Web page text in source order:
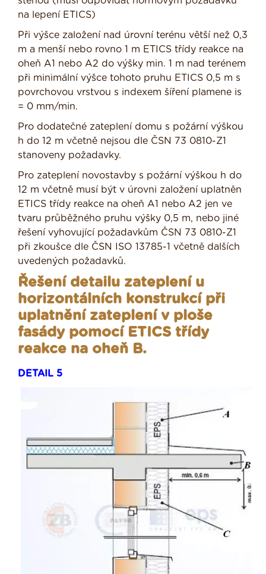
na lepení ETICS)
Při výšce založení nad úrovní terénu větší než 0,3
m a menší nebo rovno 1 m ETICS třídy reakce na
oheň A1 nebo A2 do výšky min. 1 m nad terénem
při minimální výšce tohoto pruhu ETICS 0,5 m s
povrchovou vrstvou s indexem šíření plamene is
= 0 mm/min.
Pro dodatečné zateplení domu s požární výškou
h do 12 m včetně nejsou dle ČSN 73 0810-Z1
stanoveny požadavky.
Pro zateplení novostavby s požární výškou h do
12 m včetně musí být v úrovni založení uplatněn
ETICS třídy reakce na oheň A1 nebo A2 jen ve
tvaru průběžného pruhu výšky 0,5 m, nebo jiné
řešení vyhovující požadavkům ČSN 73 0810-Z1
při zkoušce dle ČSN ISO 13785-1 včetně dalších
uvedených požadavků.
Řešení detailu zateplení u
horizontálních konstrukcí při
uplatnění zateplení v ploše
fasády pomocí ETICS třídy
reakce na oheň B.
DETAIL 5